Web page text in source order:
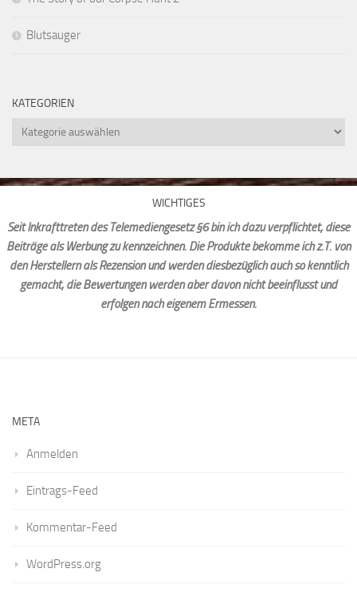
Blutsauger
KATEGORIEN
Kategorien
WICHTIGES
Seit Inkrafttreten des Telemediengesetz §6 bin ich dazu verpflichtet, diese
Beiträge als Werbung zu kennzeichnen. Die Produkte bekomme ich z.T. von
den Herstellern als Rezension und werden diesbezüglich auch so kenntlich
gemacht, die Bewertungen werden aber davon nicht beeinflusst und
erfolgen nach eigenem Ermessen.
META
Anmelden
Eintrags-Feed
Kommentar-Feed
WordPress.org